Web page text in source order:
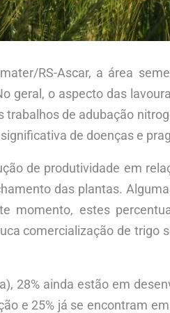
RS-Ascar, a área
geral, o aspecto das
de adubação
de doenças e
de produtividade em
das plantas.
momento, estes
comercialização de
28% ainda estão em
e 25% já se encontram